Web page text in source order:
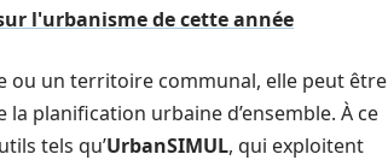
l'urbanisme de cette année
ou un territoire communal, elle peut être
planification urbaine d’ensemble. À ce
tels qu’UrbanSIMUL, qui exploitent